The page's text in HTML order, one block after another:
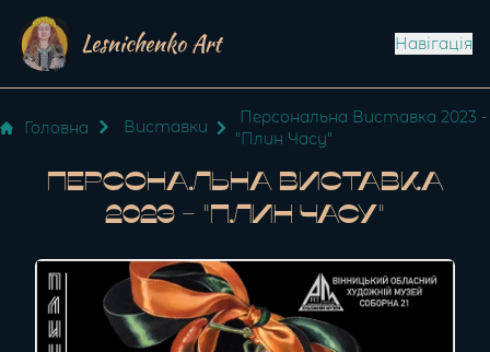
Lesnichenko Art Навігація
Головна Виставки
Персональна Виставка 2023 -
"Плин Часу"
Персональна Виставка
2023 - "Плин Часу"